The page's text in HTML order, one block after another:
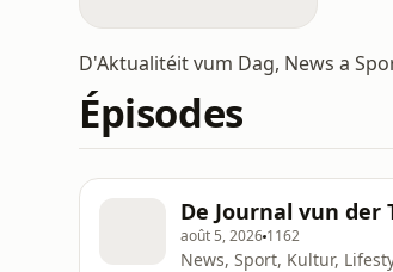
D'Aktualitéit vum Dag, News a
Épisodes
De Journal vun der
août 5, 2026 1162
News, Sport, Kultur,